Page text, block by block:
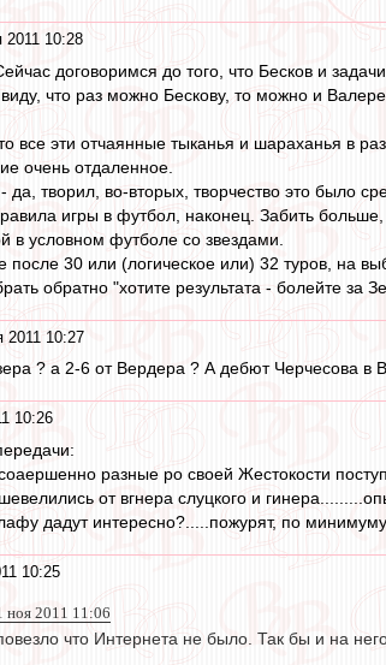
2011 10:28
договоримся до того, что Бесков и
что раз можно Бескову, то можно и
все эти отчаянные тыканья и шараханья в
очень отдаленное.
да, творил, во-вторых, творчество это было
игры в футбол, наконец. Забить
в условном футболе со звездами.
30 или (логическое или) 32 туров, на
обратно "хотите результата - болейте
2011 10:27
? а 2-6 от Вердера ? А дебют Черчесова в
10:26
разные ро своей Жестокости
от вгнера слуцкого и
дадут интересно?.....пожурят, по
10:25
ноя 2011 11:06
что Интернета не было. Так бы и на